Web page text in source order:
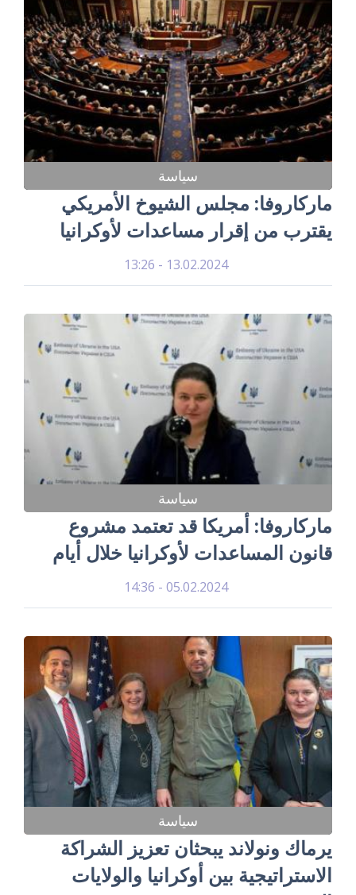
سياسة
ماركاروفا: مجلس الشيوخ الأمريكي
يقترب من إقرار مساعدات لأوكرانيا
13.02.2024 - 13:26
سياسة
ماركاروفا: أمريكا قد تعتمد مشروع
قانون المساعدات لأوكرانيا خلال أيام
05.02.2024 - 14:36
سياسة
يرماك ونولاند يبحثان تعزيز الشراكة
الاستراتيجية بين أوكرانيا والولايات